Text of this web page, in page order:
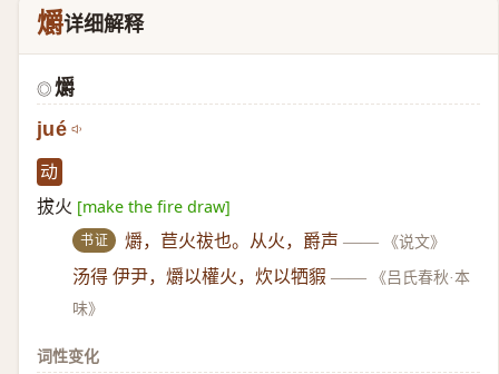
爝详细解释
◎ 爝
jué
动
拔火 [make the fire draw]
书证 爝，苣火祓也。从火，爵声 —— 《说文》
汤得 伊尹，爝以權火，炊以牺貑 ——
《吕氏春秋·本
味》
词性变化